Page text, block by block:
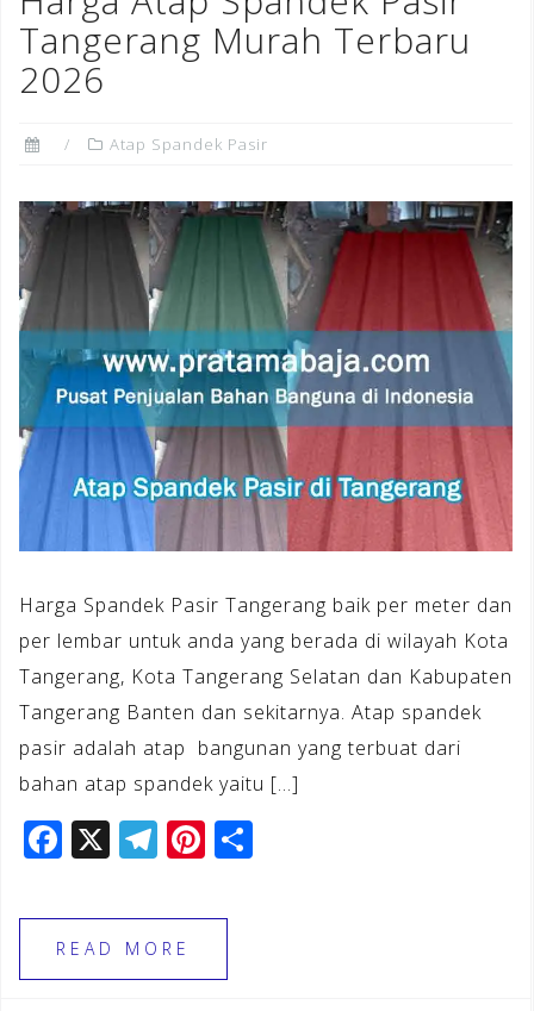
Tangerang Murah Terbaru
2026
Atap Spandek Pasir
Harga Spandek Pasir Tangerang baik per meter dan
per lembar untuk anda yang berada di wilayah Kota
Tangerang, Kota Tangerang Selatan dan Kabupaten
Tangerang Banten dan sekitarnya. Atap spandek
pasir adalah atap bangunan yang terbuat dari
bahan atap spandek yaitu […]
F
c
e
b
X T
e
gr
a
Pi
te
e
READ MORE